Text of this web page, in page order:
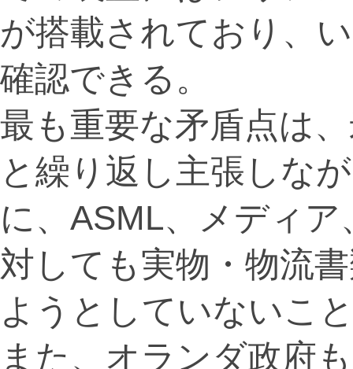
が搭載されており、
確認できる。
最も重要な矛盾点は
と繰り返し主張しな
に、ASML、メディ
対しても実物・物流
ようとしていないこ
また、オランダ政府